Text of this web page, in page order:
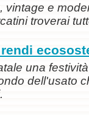
vintage e
troverai
una
dell'usato